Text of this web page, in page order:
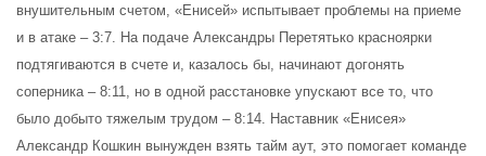
внушительным счетом, «Енисей» испытывает проблемы на приеме
и в атаке – 3:7. На подаче Александры Перетятько красноярки
подтягиваются в счете и, казалось бы, начинают догонять
соперника – 8:11, но в одной расстановке упускают все то, что
было добыто тяжелым трудом – 8:14. Наставник «Енисея»
Александр Кошкин вынужден взять тайм аут, это помогает команде